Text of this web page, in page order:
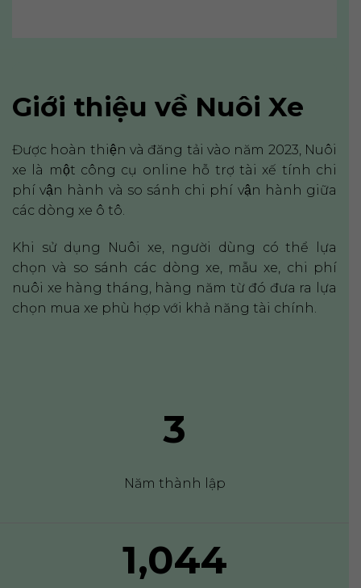
Giới thiệu về Nuôi Xe
Được hoàn thiện và đăng tải vào năm 2023, Nuôi
xe là một công cụ online hỗ trợ tài xế tính chi
phí vận hành và so sánh chi phí vận hành giữa
các dòng xe ô tô.
Khi sử dụng Nuôi xe, người dùng có thể lựa
chọn và so sánh các dòng xe, mẫu xe, chi phí
nuôi xe hàng tháng, hàng năm từ đó đưa ra lựa
chọn mua xe phù hợp với khả năng tài chính.
3
Năm thành lập
1,073